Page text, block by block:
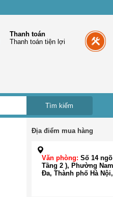
Thanh toán
Thanh toán tiện lợi
Địa điểm mua hàng
Văn phòng: Số 14
Tầng 2 ), Phường
Đa, Thành phố Hà